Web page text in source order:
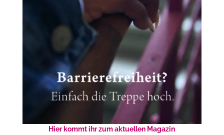
Hier kommt ihr zum aktuellen Magazin